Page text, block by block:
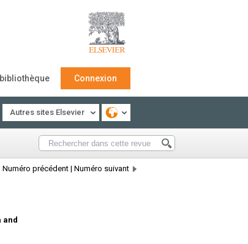
Connexion
Autres sites Elsevier
Numéro précédent | Numéro suivant
and